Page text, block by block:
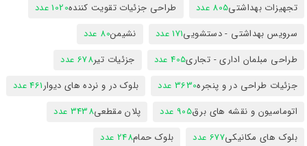
تجهیزات بهداشتی805 عدد طراحی جزئیات تقویت کننده1020 عدد
سرویس بهداشتی - دستشویی171 عدد نشیمن80 عدد
طراحی مبلمان اداری - تجاری405 عدد جزئیات تیر678 عدد
جزئیات طراحی در و پنجره3630 عدد بلوک در و نرده های دیوار461 عدد
اتوماسیون و نقشه های برق905 عدد پلان مقطعی3438 عدد
بلوک های مکانیکی677 عدد بلوک حمام248 عدد